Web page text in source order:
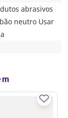
abrasivos
neutro Usar